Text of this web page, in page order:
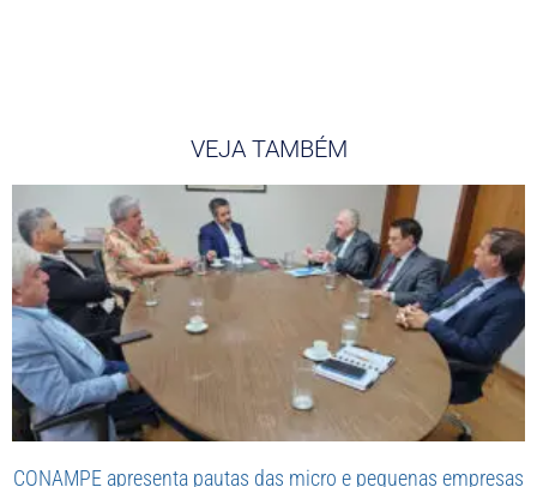
VEJA TAMBÉM
CONAMPE apresenta pautas das micro e pequenas empresas